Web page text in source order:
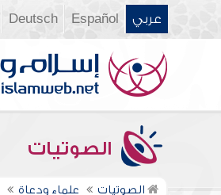
عربي Español
Deutsch
الصوتيات
الصوتيات علماء ودعاة